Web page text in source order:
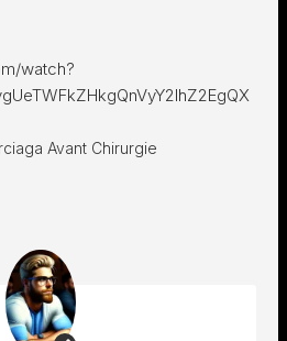
watch?
Avant Chirurgie